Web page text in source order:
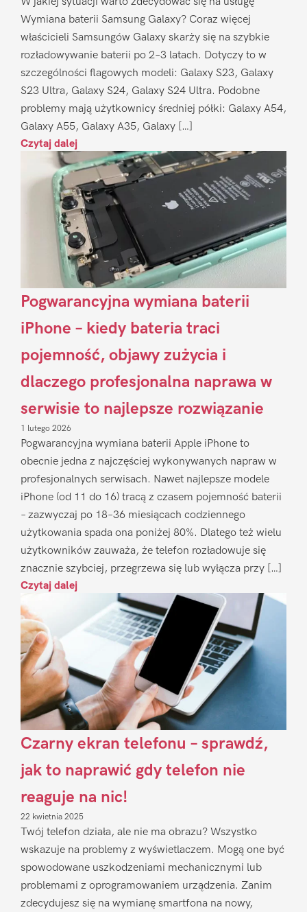
Wymiana baterii Samsung Galaxy? Coraz więcej
właścicieli Samsungów Galaxy skarży się na szybkie
rozładowywanie baterii po 2–3 latach. Dotyczy to w
szczególności flagowych modeli: Galaxy S23, Galaxy
S23 Ultra, Galaxy S24, Galaxy S24 Ultra. Podobne
problemy mają użytkownicy średniej półki: Galaxy A54,
Galaxy A55, Galaxy A35, Galaxy […]
Czytaj dalej
Pogwarancyjna wymiana baterii
iPhone – kiedy bateria traci
pojemność, objawy zużycia i
dlaczego profesjonalna naprawa w
serwisie to najlepsze rozwiązanie
1 lutego 2026
Pogwarancyjna wymiana baterii Apple iPhone to
obecnie jedna z najczęściej wykonywanych napraw w
profesjonalnych serwisach. Nawet najlepsze modele
iPhone (od 11 do 16) tracą z czasem pojemność baterii
– zazwyczaj po 18–36 miesiącach codziennego
użytkowania spada ona poniżej 80%. Dlatego też wielu
użytkowników zauważa, że telefon rozładowuje się
znacznie szybciej, przegrzewa się lub wyłącza przy […]
Czytaj dalej
Czarny ekran telefonu – sprawdź,
jak to naprawić gdy telefon nie
reaguje na nic!
22 kwietnia 2025
Twój telefon działa, ale nie ma obrazu? Wszystko
wskazuje na problemy z wyświetlaczem. Mogą one być
spowodowane uszkodzeniami mechanicznymi lub
problemami z oprogramowaniem urządzenia. Zanim
zdecydujesz się na wymianę smartfona na nowy,